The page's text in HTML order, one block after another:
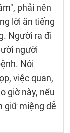
phải nên
lời ăn tiếng
Người ra đi
người
Nói
việc quan,
giờ này, nếu
giữ miệng dễ